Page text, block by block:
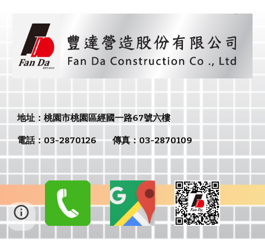
地址：桃園市桃園區經國一路67號六樓
電話：03-2870126傳真：03-2870109